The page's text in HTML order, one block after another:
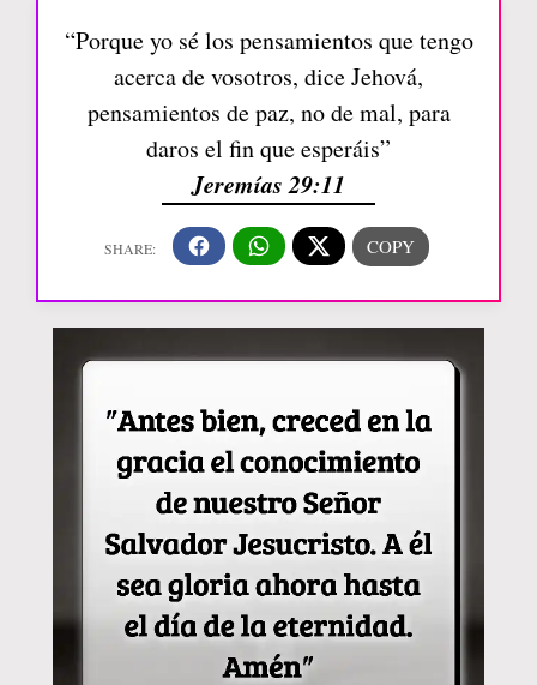
“Porque yo sé los pensamientos que tengo
acerca de vosotros, dice Jehová,
pensamientos de paz, no de mal, para
daros el fin que esperáis”
Jeremías 29:11